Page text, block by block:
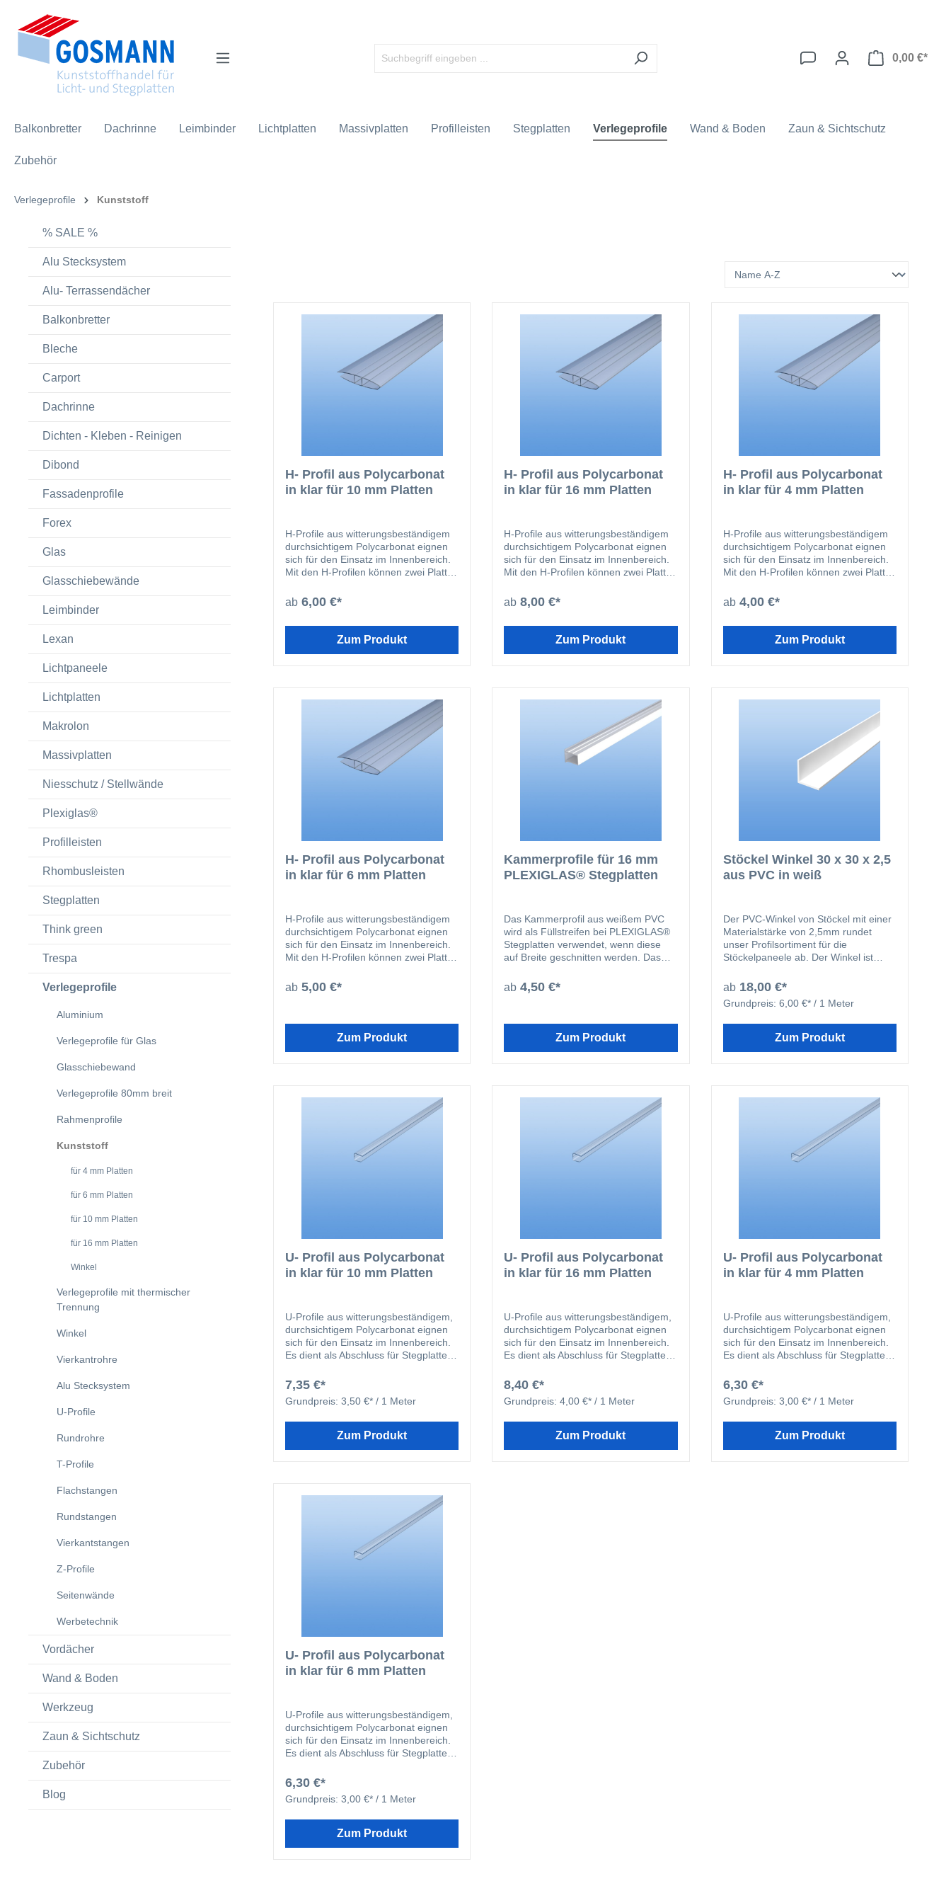
springen
0,00 €*
Balkonbretter Dachrinne Leimbinder Lichtplatten Massivplatten Profilleisten Stegplatten Verlegeprofile Wand & Boden Zaun & Sichtschutz
Zubehör
Verlegeprofile Kunststoff
% SALE %
Alu Stecksystem
Alu- Terrassendächer
Balkonbretter
Bleche
Carport
Dachrinne
Dichten - Kleben - Reinigen
Dibond
Fassadenprofile
Forex
Glas
Glasschiebewände
Leimbinder
Lexan
Lichtpaneele
Lichtplatten
Makrolon
Massivplatten
Niesschutz / Stellwände
Plexiglas®
Profilleisten
Rhombusleisten
Stegplatten
Think green
Trespa
Verlegeprofile
Aluminium
Verlegeprofile für Glas
Glasschiebewand
Verlegeprofile 80mm breit
Rahmenprofile
Kunststoff
für 4 mm Platten
für 6 mm Platten
für 10 mm Platten
für 16 mm Platten
Winkel
Verlegeprofile mit thermischer
Trennung
Winkel
Vierkantrohre
Alu Stecksystem
U-Profile
Rundrohre
T-Profile
Flachstangen
Rundstangen
Vierkantstangen
Z-Profile
Seitenwände
Werbetechnik
Vordächer
Wand & Boden
Werkzeug
Zaun & Sichtschutz
Zubehör
Blog
H- Profil aus Polycarbonat
in klar für 10 mm Platten
H-Profile aus witterungsbeständigem
durchsichtigem Polycarbonat eignen
sich für den Einsatz im Innenbereich.
Mit den H-Profilen können zwei Platten
Profile haben einen Schraubkanal zur
fachgerechten Befestigung.
ab 6,00 €*
Zum Produkt
H- Profil aus Polycarbonat
in klar für 16 mm Platten
H-Profile aus witterungsbeständigem
durchsichtigem Polycarbonat eignen
sich für den Einsatz im Innenbereich.
Mit den H-Profilen können zwei Platten
Profile haben einen Schraubkanal zur
fachgerechten Befestigung.
ab 8,00 €*
Zum Produkt
H- Profil aus Polycarbonat
in klar für 4 mm Platten
H-Profile aus witterungsbeständigem
durchsichtigem Polycarbonat eignen
sich für den Einsatz im Innenbereich.
Mit den H-Profilen können zwei Platten
Profile haben einen Schraubkanal zur
fachgerechten Befestigung.
ab 4,00 €*
Zum Produkt
H- Profil aus Polycarbonat
in klar für 6 mm Platten
H-Profile aus witterungsbeständigem
durchsichtigem Polycarbonat eignen
sich für den Einsatz im Innenbereich.
Mit den H-Profilen können zwei Platten
Profile haben einen Schraubkanal zur
fachgerechten Befestigung.
ab 5,00 €*
Zum Produkt
Kammerprofile für 16 mm
PLEXIGLAS® Stegplatten
Das Kammerprofil aus weißem PVC
wird als Füllstreifen bei PLEXIGLAS®
Stegplatten verwendet, wenn diese
auf Breite geschnitten werden. Das
der Steg der Platte mehr als 15 mm
entfernt ist um eine Stabilität in den
ab 4,50 €*
Zum Produkt
Stöckel Winkel 30 x 30 x 2,5
aus PVC in weiß
Der PVC-Winkel von Stöckel mit einer
Materialstärke von 2,5mm rundet
unser Profilsortiment für die
Stöckelpaneele ab. Der Winkel ist
Innenecke zu verwenden.
ab 18,00 €*
Grundpreis: 6,00 €* / 1 Meter
Zum Produkt
U- Profil aus Polycarbonat
in klar für 10 mm Platten
U-Profile aus witterungsbeständigem,
durchsichtigem Polycarbonat eignen
sich für den Einsatz im Innenbereich.
Es dient als Abschluss für Stegplatten
7,35 €*
Grundpreis: 3,50 €* / 1 Meter
Zum Produkt
U- Profil aus Polycarbonat
in klar für 16 mm Platten
U-Profile aus witterungsbeständigem,
durchsichtigem Polycarbonat eignen
sich für den Einsatz im Innenbereich.
Es dient als Abschluss für Stegplatten
8,40 €*
Grundpreis:4,00 €* / 1 Meter
Zum Produkt
U- Profil aus Polycarbonat
in klar für 4 mm Platten
U-Profile aus witterungsbeständigem,
durchsichtigem Polycarbonat eignen
sich für den Einsatz im Innenbereich.
Es dient als Abschluss für Stegplatten
6,30 €*
Grundpreis: 3,00 €* / 1 Meter
Zum Produkt
U- Profil aus Polycarbonat
in klar für 6 mm Platten
U-Profile aus witterungsbeständigem,
durchsichtigem Polycarbonat eignen
sich für den Einsatz im Innenbereich.
Es dient als Abschluss für Stegplatten
6,30 €*
Grundpreis: 3,00 €* / 1 Meter
Zum Produkt